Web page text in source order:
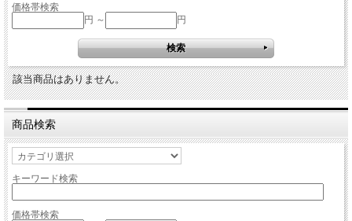
価格帯検索
円 ～
円
該当商品はありません。
商品検索
キーワード検索
価格帯検索